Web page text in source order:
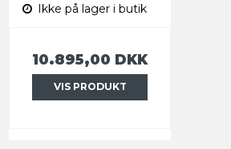
Ikke på lager i butik
10.895,00 DKK
VIS PRODUKT